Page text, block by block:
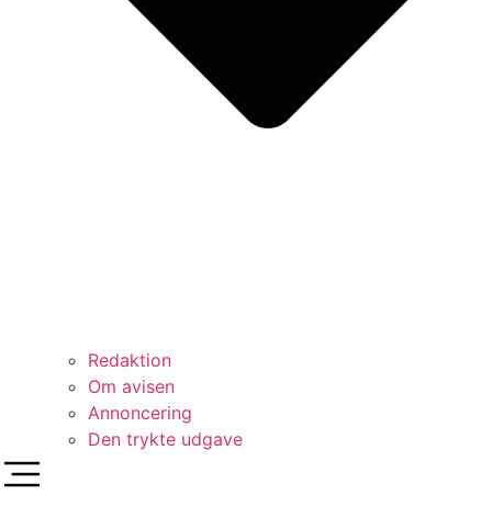
Redaktion
Om avisen
Annoncering
Den trykte udgave